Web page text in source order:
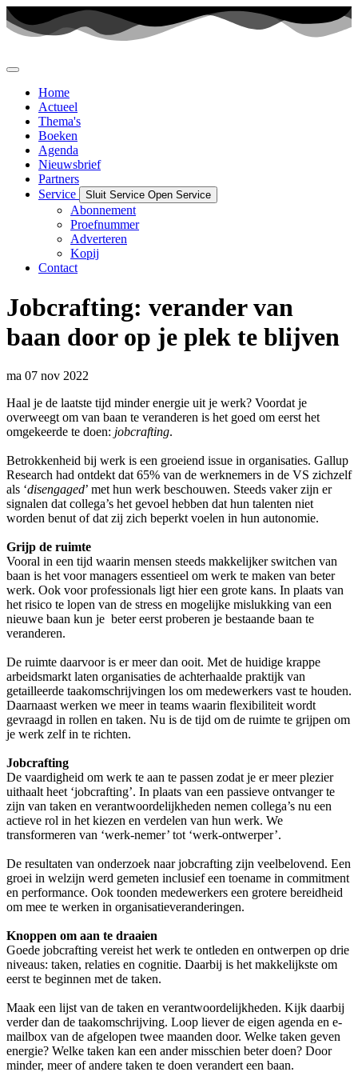
Ga
naar
Home
Actueel
Thema's
Boeken
Agenda
Nieuwsbrief
Partners
Service
Sluit Service Open Service
Abonnement
Proefnummer
Adverteren
Kopij
Contact
Jobcrafting: verander van
baan door op je plek te blijven
ma 07 nov 2022
Haal je de laatste tijd minder energie uit je werk? Voordat je
overweegt om van baan te veranderen is het goed om eerst het
omgekeerde te doen: jobcrafting.
Betrokkenheid bij werk is een groeiend issue in organisaties. Gallup
Research had ontdekt dat 65% van de werknemers in de VS zichzelf
als ‘disengaged’ met hun werk beschouwen. Steeds vaker zijn er
signalen dat collega’s het gevoel hebben dat hun talenten niet
worden benut of dat zij zich beperkt voelen in hun autonomie.
Grijp de ruimte
Vooral in een tijd waarin mensen steeds makkelijker switchen van
baan is het voor managers essentieel om werk te maken van beter
werk. Ook voor professionals ligt hier een grote kans. In plaats van
het risico te lopen van de stress en mogelijke mislukking van een
nieuwe baan kun je beter eerst proberen je bestaande baan te
veranderen.
De ruimte daarvoor is er meer dan ooit. Met de huidige krappe
arbeidsmarkt laten organisaties de achterhaalde praktijk van
getailleerde taakomschrijvingen los om medewerkers vast te houden.
Daarnaast werken we meer in teams waarin flexibiliteit wordt
gevraagd in rollen en taken. Nu is de tijd om de ruimte te grijpen om
je werk zelf in te richten.
Jobcrafting
De vaardigheid om werk te aan te passen zodat je er meer plezier
uithaalt heet ‘jobcrafting’. In plaats van een passieve ontvanger te
zijn van taken en verantwoordelijkheden nemen collega’s nu een
actieve rol in het kiezen en verdelen van hun werk. We
transformeren van ‘werk-nemer’ tot ‘werk-ontwerper’.
De resultaten van onderzoek naar jobcrafting zijn veelbelovend. Een
groei in welzijn werd gemeten inclusief een toename in commitment
en performance. Ook toonden medewerkers een grotere bereidheid
om mee te werken in organisatieveranderingen.
Knoppen om aan te draaien
Goede jobcrafting vereist het werk te ontleden en ontwerpen op drie
niveaus: taken, relaties en cognitie. Daarbij is het makkelijkste om
eerst te beginnen met de taken.
Maak een lijst van de taken en verantwoordelijkheden. Kijk daarbij
verder dan de taakomschrijving. Loop liever de eigen agenda en e-
mailbox van de afgelopen twee maanden door. Welke taken geven
energie? Welke taken kan een ander misschien beter doen? Door
minder, meer of andere taken te doen verandert een baan.